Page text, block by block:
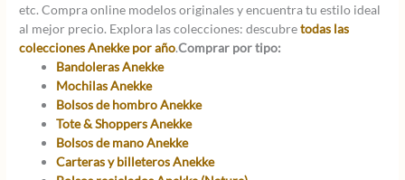
etc. Compra online modelos originales y encuentra tu estilo ideal
al mejor precio. Explora las colecciones: descubretodas las
colecciones Anekke por año.Comprar por tipo:
Bandoleras Anekke
Mochilas Anekke
Bolsos de hombro Anekke
Tote & Shoppers Anekke
Bolsos de mano Anekke
Carteras y billeteros Anekke